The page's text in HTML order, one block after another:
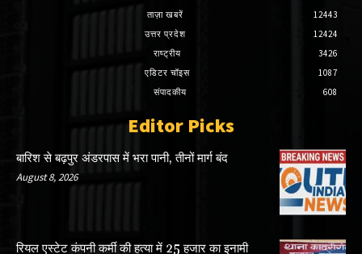
ताज़ा खबरें
12443
उत्तर प्रदेश
12424
राष्ट्रीय
3426
एडिटर चॉइस
1087
संपादकीय
608
Editor Picks
बारिश से बढ़पुर अंडरपास में भरा पानी, तीनों मार्ग बंद
August 8, 2026
रियल एस्टेट कंपनी कर्मी की हत्या में 25 हजार का इनामी